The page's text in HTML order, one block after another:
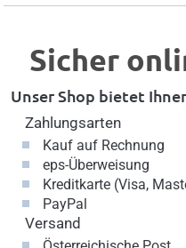
Sicher
Unser Shop bietet
Zahlungsarten
Kauf auf Rechnung
eps-Überweisung
Kreditkarte (Visa,
PayPal
Versand